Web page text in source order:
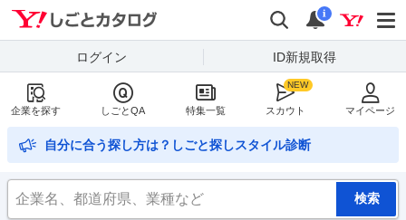
検索
通知
i
ログイン ID新規取得
企業を探す しごとQA 特集一覧 スカウト マイページ
自分に合う探し方は？しごと探しスタイル診断